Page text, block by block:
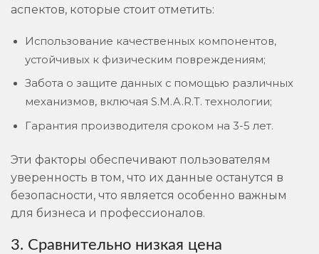
аспектов, которые стоит отметить:
Использование качественных компонентов,
устойчивых к физическим повреждениям;
Забота о защите данных с помощью различных
механизмов, включая S.M.A.R.T. технологии;
Гарантия производителя сроком на 3-5 лет.
Эти факторы обеспечивают пользователям
уверенность в том, что их данные останутся в
безопасности, что является особенно важным
для бизнеса и профессионалов.
3. Сравнительно низкая цена